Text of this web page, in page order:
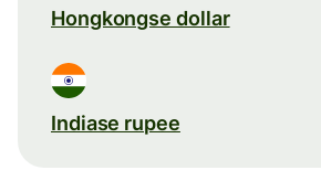
Hongkongse dollar
Indiase rupee